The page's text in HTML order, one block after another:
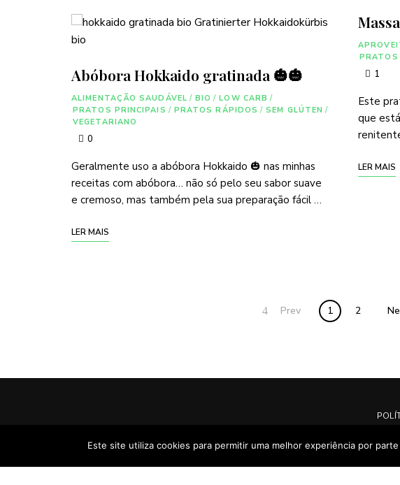
Abóbora Hokkaido gratinada 🎃🎃
ALIMENTAÇÃO SAUDÁVEL / BIO / LOW CARB /
PRATOS PRINCIPAIS / PRATOS RÁPIDOS / SEM GLÚTEN /
VEGETARIANO
0
Geralmente uso a abóbora Hokkaido 🎃 nas minhas
receitas com abóbora… não só pelo seu sabor suave
e cremoso, mas também pela sua preparação fácil …
LER MAIS
PRATOS
1
Este
que
LER MAIS
Prev 1 2
Este site utiliza cookies para permitir uma melhor experiência por